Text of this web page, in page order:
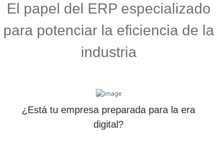
El papel del ERP especializado
para potenciar la eficiencia de la
industria
¿Está tu empresa preparada para la era
digital?